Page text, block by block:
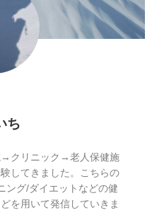
ち
→クリニック→老人保健施
してきました。こちらの
ング/ダイエットなどの健
を用いて発信していきま